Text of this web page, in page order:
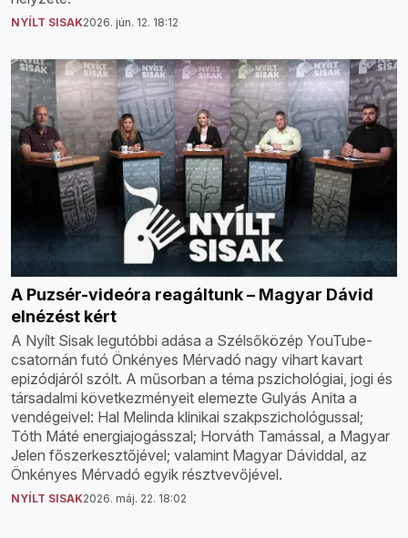
NYÍLT SISAK2026. jún. 12. 18:12
A Puzsér-videóra reagáltunk – Magyar Dávid
elnézést kért
A Nyílt Sisak legutóbbi adása a Szélsőközép YouTube-
csatornán futó Önkényes Mérvadó nagy vihart kavart
epizódjáról szólt. A műsorban a téma pszichológiai, jogi és
társadalmi következményeit elemezte Gulyás Anita a
vendégeivel: Hal Melinda klinikai szakpszichológussal;
Tóth Máté energiajogásszal; Horváth Tamással, a Magyar
Jelen főszerkesztőjével; valamint Magyar Dáviddal, az
Önkényes Mérvadó egyik résztvevőjével.
NYÍLT SISAK2026. máj. 22. 18:02